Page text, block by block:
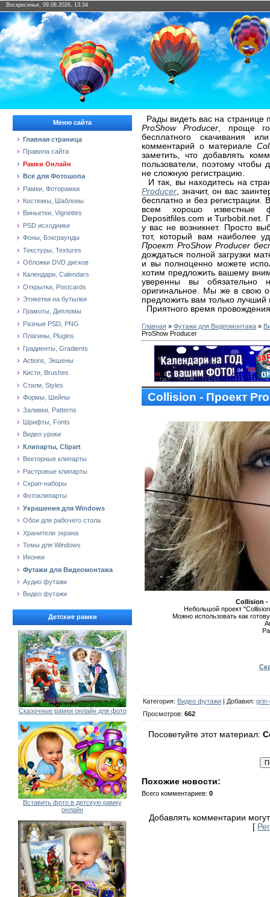
Воскресенье, 09.08.2026, 13:34
Меню сайта
Главная страница
Правила сайта
Рамки Онлайн
Все для Фотошопа
Рамки, Фоторамки
Костюмы, Шаблоны
Виньетки, Vignettes
PSD исходники
Фоны, Бэкграунды
Текстуры, Textures
Обложки DVD дисков
Календари, Calendars
Открытки, Postcards
Этикетки на бутылки
Грамоты, Дипломы
Разные PSD, PNG
Плагины, Plugins
Градиенты, Gradients
Actions, Экшены
Кисти, Brushes
Стили, Styles
Формы, Шейпы
Заливки, Patterns
Шрифты, Fonts
Видео уроки
Клипарты, Clipart
Векторные клипарты
Растровые клипарты
Скрап-наборы
Фотоклипарты
Украшения для Windows
Обои для рабочего стола
Хранители экрана
Темы для Windows
Иконки
Футажи для Видеомонтажа
Аудио футажи
Видео футажи
Детские рамки
Сказочные рамки онлайн для фото
Вставить фото в детскую рамку
онлайн
Рады видеть вас на странице
ProShow Producer, проще
бесплатного скачивания
комментарий о материале
заметить, что добавлять
пользователи, поэтому чтобы
не сложную регистрацию.
И так, вы находитесь на
Producer, значит, он вас
бесплатно и без регистрации.
всем хорошо известные
Depositfiles.com и Turbobit.net.
у вас не возникнет. Просто
тот, который вам наиболее
Проект ProShow Producer
дождаться полной загрузки
и вы полноценно можете
хотим предложить вашему
уверенны вы обязательно
оригинальное. Мы же в свою
предложить вам только
Приятного время
Главная » Футажи для Видеомонтажа »
ProShow Producer
Collision - Проект
Collision -
Небольшой проект
Можно использовать как
Категория: Видео футажи | Добавил:
Просмотров: 662
Посоветуйте этот материал:
Похожие новости:
Всего комментариев: 0
Добавлять комментарии
[